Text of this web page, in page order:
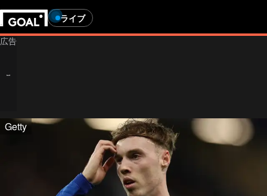
ライブ
Getty